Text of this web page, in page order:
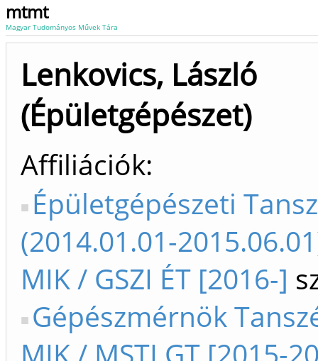
mtmt
Magyar Tudományos Művek Tára
Lenkovics, László
(Épületgépészet)
Affiliációk
Épületgépészeti
(2014.01.01-
MIK / GSZI ÉT [2016-]
Gépészmérnök